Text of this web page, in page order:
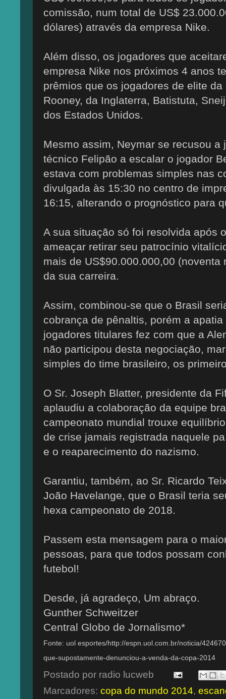
comissão, num total de US$
dólares) através da empresa Nike.
Além disso, os jogadores que
empresa Nike nos próximos 4 anos
prêmios que os jogadores de elite
Rooney, da Inglaterra, Batistuta,
dos Estados Unidos.
Mesmo assim, Neymar se recusou a
técnico Felipão a escalar o jogador
estava com problemas simples nas
divulgada às 15:30 no centro de
16:15, alterando o prognóstico para
A sua situação só foi resolvida após
ameaçar retirar seu patrocínio
mais de US$90.000.000,00
da sua carreira.
Assim, combinou-se que o Brasil
cobrança de pênaltis, porém a
jogadores titulares fez com que a
não participou desta negociação,
simples do time brasileiro, os
O Sr. Joseph Blatter, presidente da
aplaudiu a colaboração da equipe
campeonato mundial trouxe
de crise jamais registrada naquele
e o reaparecimento do nazismo.
Garantiu, também, ao Sr. Ricardo
João Havelange, que o Brasil teria
hexa campeonato de 2018.
Passem esta mensagem para o
pessoas, para que todos possam
futebol!
Desde, já agradeço, Um abraço.
Gunther Schweitzer
Central Globo de Jornalismo*
Fonte: uol esportes/http://espn.uol.com.br/noticia/
que-supostamente-denunciou-a-venda-da-copa-2014
Postado por radio lucweb
Marcadores: copa do mundo 2014,